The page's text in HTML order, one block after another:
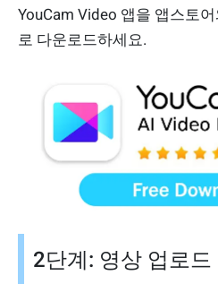
YouCam Video 앱을 앱스토
로 다운로드하세요.
2단계: 영상 업로드